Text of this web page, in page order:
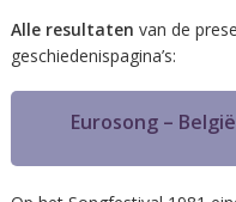
Alle resultaten van de
geschiedenispagina’s:
Eurosong –